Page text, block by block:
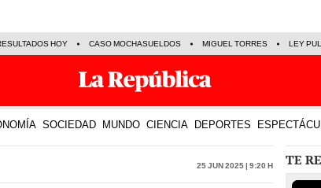
HOY CASO MOCHASUELDOS MIGUEL TORRES LEY
SOCIEDAD MUNDO CIENCIA DEPORTES
25 Jun 2025 | 9:20 h TE